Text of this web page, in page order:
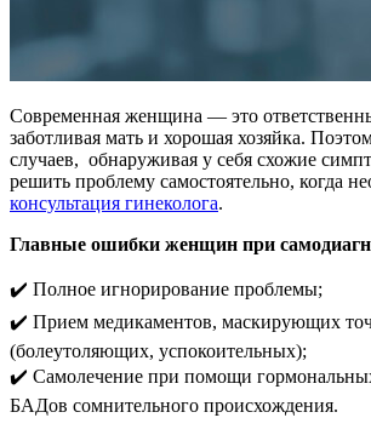
Современная женщина — это
заботливая мать и хорошая хозяйка.
случаев, обнаруживая у себя схожие
решить проблему самостоятельно, когда
консультация гинеколога.
Главные ошибки женщин при
✔️ Полное игнорирование проблемы;
✔️ Прием медикаментов, маскирующих
(болеутоляющих, успокоительных);
✔️ Самолечение при помощи
БАДов сомнительного происхождения.